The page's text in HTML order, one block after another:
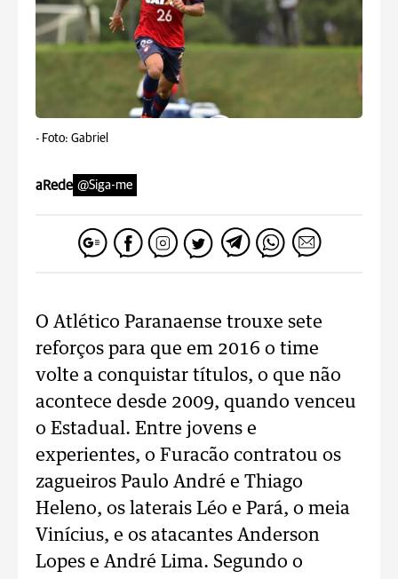
- Foto: Gabriel
aRede @Siga-me
O Atlético Paranaense trouxe sete
reforços para que em 2016 o time
volte a conquistar títulos, o que não
acontece desde 2009, quando venceu
o Estadual. Entre jovens e
experientes, o Furacão contratou os
zagueiros Paulo André e Thiago
Heleno, os laterais Léo e Pará, o meia
Vinícius, e os atacantes Anderson
Lopes e André Lima. Segundo o